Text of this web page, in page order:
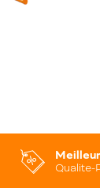
Qualite-